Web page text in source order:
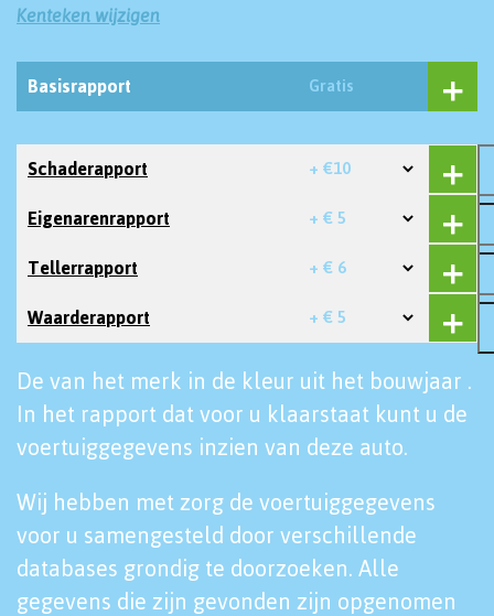
Kenteken wijzigen
Basisrapport Gratis
Schaderapport + €10
Eigenarenrapport + € 5
Tellerrapport + € 6
Waarderapport + € 5
De van het merk in de kleur uit het bouwjaar .
In het rapport dat voor u klaarstaat kunt u de
voertuiggegevens inzien van deze auto.
Wij hebben met zorg de voertuiggegevens
voor u samengesteld door verschillende
databases grondig te doorzoeken. Alle
gegevens die zijn gevonden zijn opgenomen